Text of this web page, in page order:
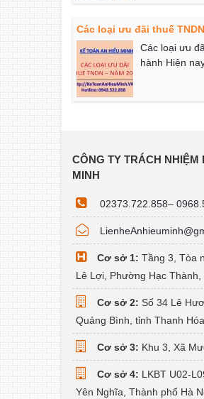
Các loại ưu đãi thuế
Các loại ưu
hành Hiện
CÔNG TY TRÁCH NHIỆM
MINH
02373.722.858–
Cơ sở 1: Tầng 3, Tòa
Lê Lợi, Phường Hạc Thành,
Cơ sở 2: Số 34 Lê
Quảng Bình, tỉnh Thanh Hóa
Cơ sở 3: Khu 3, Xã
Cơ sở 4: LKBT U02-
Yên Nghĩa, Thành phố Hà